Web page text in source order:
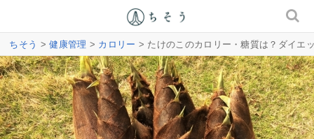
ちそう >健康管理 > カロリー > たけのこのカロリー・糖質は？ダイエ